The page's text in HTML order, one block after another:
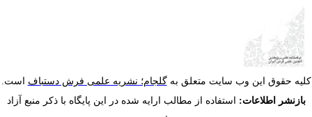
حقوق این وب سایت متعلق بهگلجام؛ نشریه علمی فرش دستبافاست.
اطلاعات:استفاده از مطالب ارایه شده در این پایگاه با ذکر منبع آزاد